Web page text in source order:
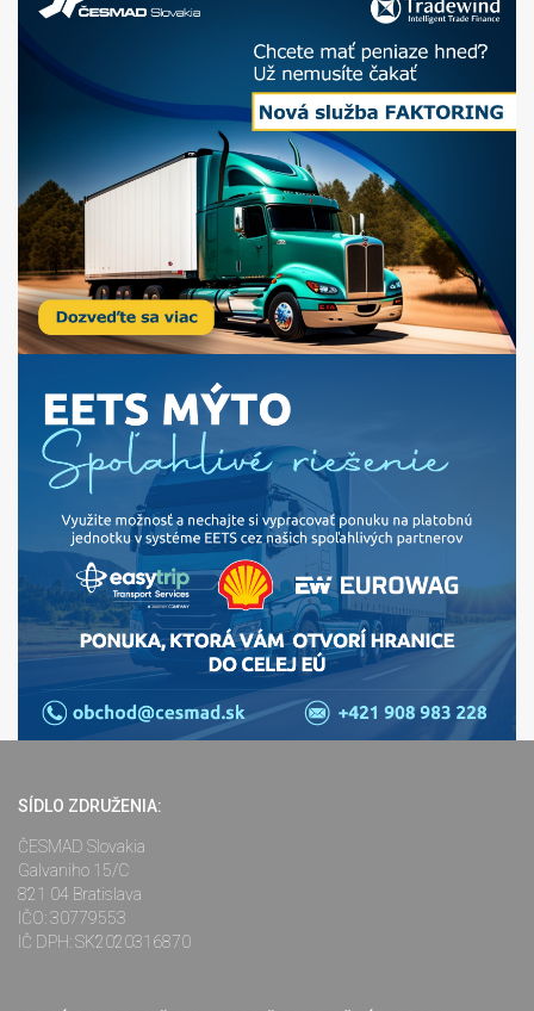
SÍDLO ZDRUŽENIA:
ČESMAD Slovakia
Galvaniho 15/C
821 04 Bratislava
IČO: 30779553
IČ DPH: SK2020316870